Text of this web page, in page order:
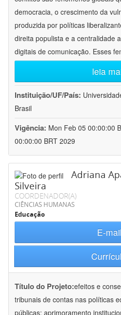
democracia, o crescimento da
produzida por políticas
direita populista e a centralidade
digitais de comunicação. Esses
leia
Instituição/UF/País:
Brasil
Vigência: Mon Feb 05 00:00:00
00:00:00 BRT 2029
Adriana
Silveira
COORDENADOR(A)
CIÊNCIAS HUMANAS
Educação
E-mail
Título do Projeto:efeitos e
tribunais de contas nas políticas
públicas: aprimoramento